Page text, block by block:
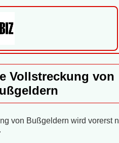
Vollstreckung von
von Bußgeldern wird vorerst